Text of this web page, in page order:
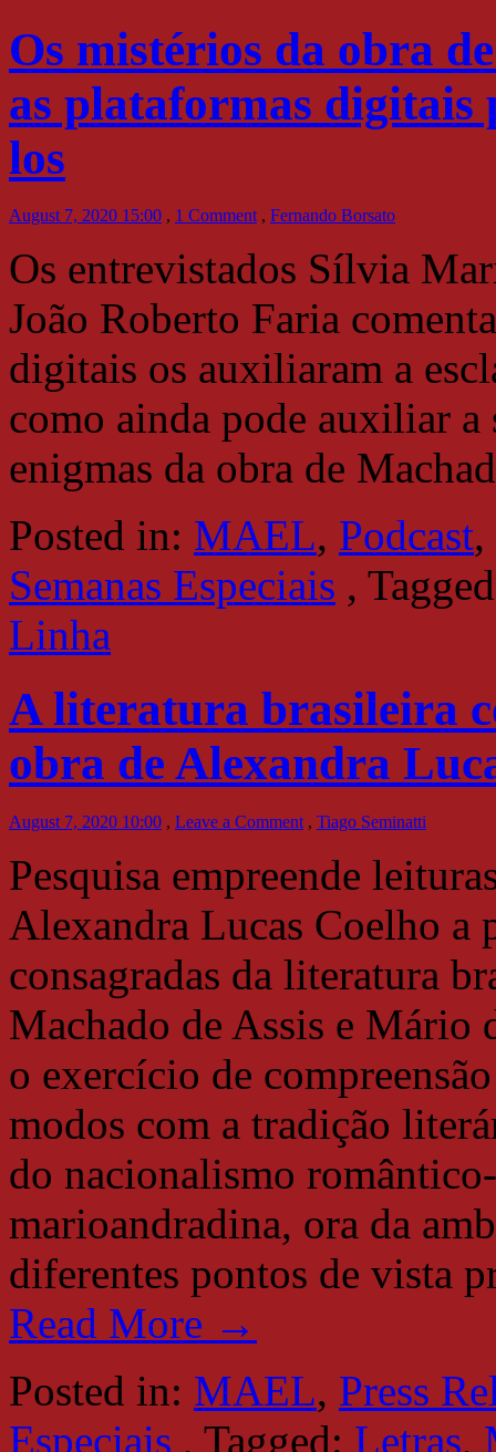
Os mistérios da obra
as plataformas digitais
los
August 7, 2020 15:00 , 1 Comment, Fernando Borsato
Os entrevistados Sílvia
João Roberto Faria
digitais os auxiliaram a
como ainda pode auxiliar
enigmas da obra de
Posted in: MAEL, Podcast,
Semanas Especiais ,
Linha
A literatura brasileira
obra de Alexandra
August 7, 2020 10:00 , Leave a Comment , Tiago Seminatti
Pesquisa empreende
Alexandra Lucas Coelho a
consagradas da literatura
Machado de Assis e Mário
o exercício de
modos com a tradição
do nacionalismo
marioandradina, ora da
diferentes pontos de vista
Read More →
Posted in: MAEL, Press
Especiais , Tagged: Letras,